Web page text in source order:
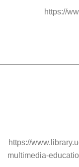
https://
https://
multimedia-